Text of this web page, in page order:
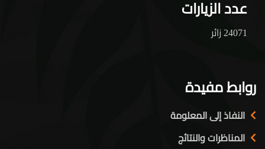
عدد الزيارات
24071 زائر
روابط مفيدة
النفاذ إلى المعلومة
المناظرات والنتائج